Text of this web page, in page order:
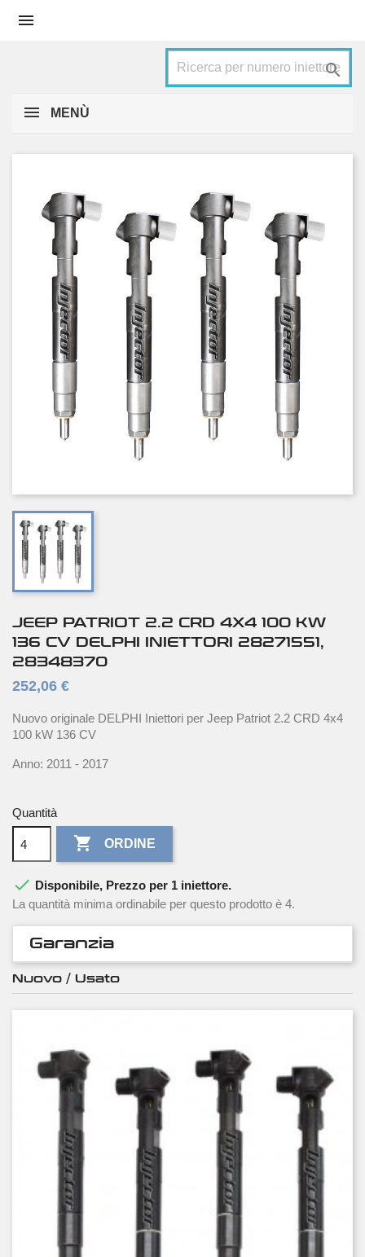


MENÙ
JEEP PATRIOT 2.2 CRD 4X4 100 KW
136 CV DELPHI INIETTORI 28271551,
28348370
252,06 €
Nuovo originale DELPHI Iniettori per Jeep Patriot 2.2 CRD 4x4
100 kW 136 CV
Anno: 2011 - 2017
Quantità
 ORDINE
 Disponibile, Prezzo per 1 iniettore.
La quantità minima ordinabile per questo prodotto è 4.
Garanzia
Nuovo / Usato